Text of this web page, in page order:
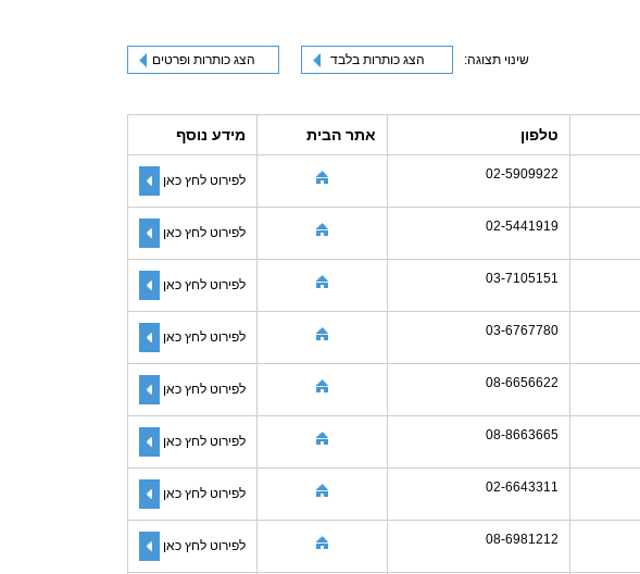
שינוי תצוגה: הצג כותרות בלבד הצג כותרות ופרטים
טלפון אתר הבית מידע נוסף
02-5909922 לפירוט לחץ כאן
02-5441919 לפירוט לחץ כאן
03-7105151 לפירוט לחץ כאן
03-6767780 לפירוט לחץ כאן
08-6656622 לפירוט לחץ כאן
08-8663665 לפירוט לחץ כאן
02-6643311 לפירוט לחץ כאן
08-6981212 לפירוט לחץ כאן